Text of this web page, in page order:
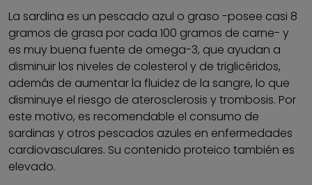
La sardina es un pescado azul o graso -posee casi 8
gramos de grasa por cada 100 gramos de carne- y
es muy buena fuente de omega-3, que ayudan a
disminuir los niveles de colesterol y de triglicéridos,
además de aumentar la fluidez de la sangre, lo que
disminuye el riesgo de aterosclerosis y trombosis. Por
este motivo, es recomendable el consumo de
sardinas y otros pescados azules en enfermedades
cardiovasculares. Su contenido proteico también es
elevado.